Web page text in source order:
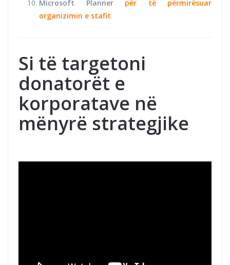
Microsoft Planner për të përmirësuar
organizimin e stafit
Si të targetoni
donatorët e
korporatave në
mënyrë strategjike